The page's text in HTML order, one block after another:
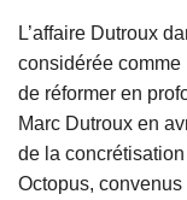
L’affaire Dutroux
considérée comme
de réformer en
Marc Dutroux en
de la
Octopus,